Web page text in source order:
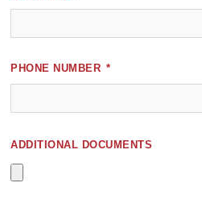
PHONE NUMBER
ADDITIONAL DOCUMENTS